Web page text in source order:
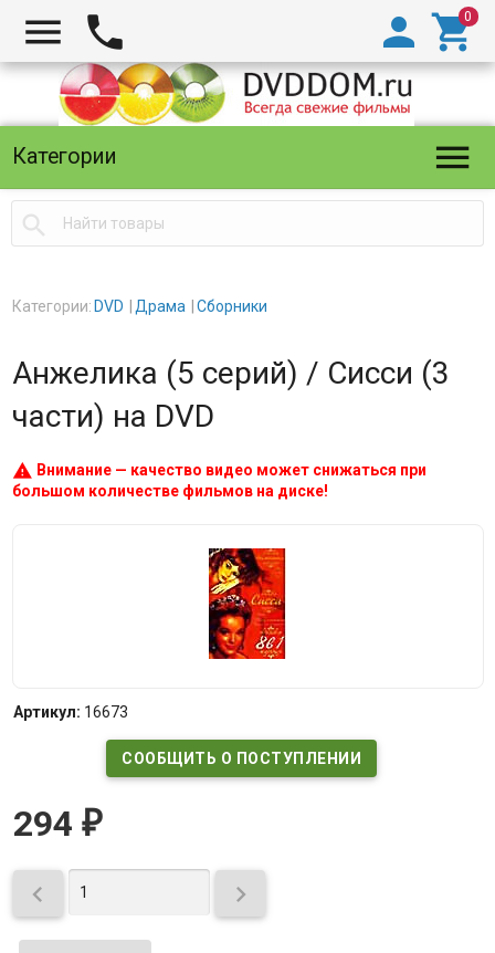
  

Категории 

Категории: DVD Драма Сборники
Анжелика (5 серий) / Сисси (3
части) на DVD
warning Внимание — качество видео может снижаться при
большом количестве фильмов на диске!
Артикул: 16673
СООБЩИТЬ О ПОСТУПЛЕНИИ
294 ₽
 